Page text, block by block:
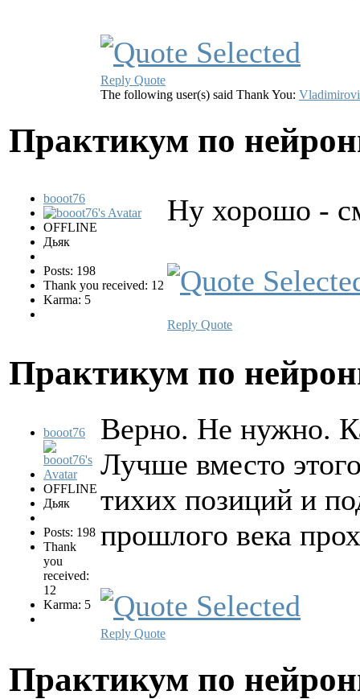
Reply Quote
The following user(s) said Thank You:
Практикум по
booot76
OFFLINE
Дьяк
Posts: 198
Thank you received: 12
Karma: 5
Ну хорошо -
Reply Quote
Практикум по
booot76
OFFLINE
Дьяк
Posts: 198
Thank
you
received:
12
Karma: 5
Верно. Не нужно.
Лучше вместо
тихих позиций и
прошлого века
Reply Quote
Практикум по